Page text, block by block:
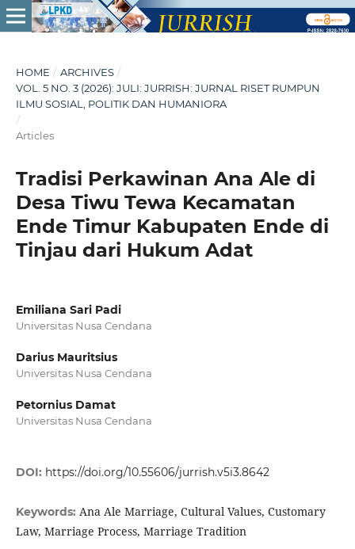
HOME / ARCHIVES /
VOL. 5 NO. 3 (2026): JULI: JURRISH: JURNAL RISET RUMPUN
ILMU SOSIAL, POLITIK DAN HUMANIORA
/
Articles
Tradisi Perkawinan Ana Ale di
Desa Tiwu Tewa Kecamatan
Ende Timur Kabupaten Ende di
Tinjau dari Hukum Adat
Emiliana Sari Padi
Universitas Nusa Cendana
Darius Mauritsius
Universitas Nusa Cendana
Petornius Damat
Universitas Nusa Cendana
DOI: https://doi.org/10.55606/jurrish.v5i3.8642
Keywords: Ana Ale Marriage, Cultural Values, Customary
Law, Marriage Process, Marriage Tradition